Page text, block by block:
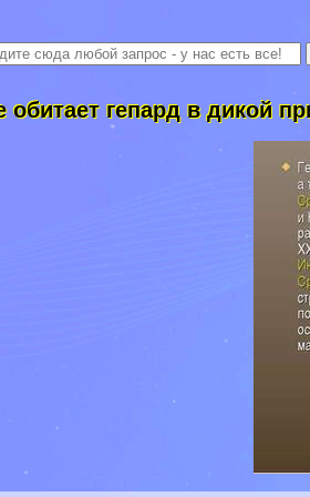
обитает гепард в дикой